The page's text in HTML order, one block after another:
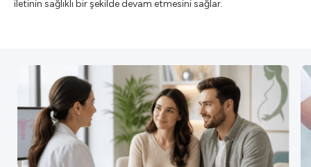
iletinin sağlıklı bir şekilde devam etmesini sağlar.